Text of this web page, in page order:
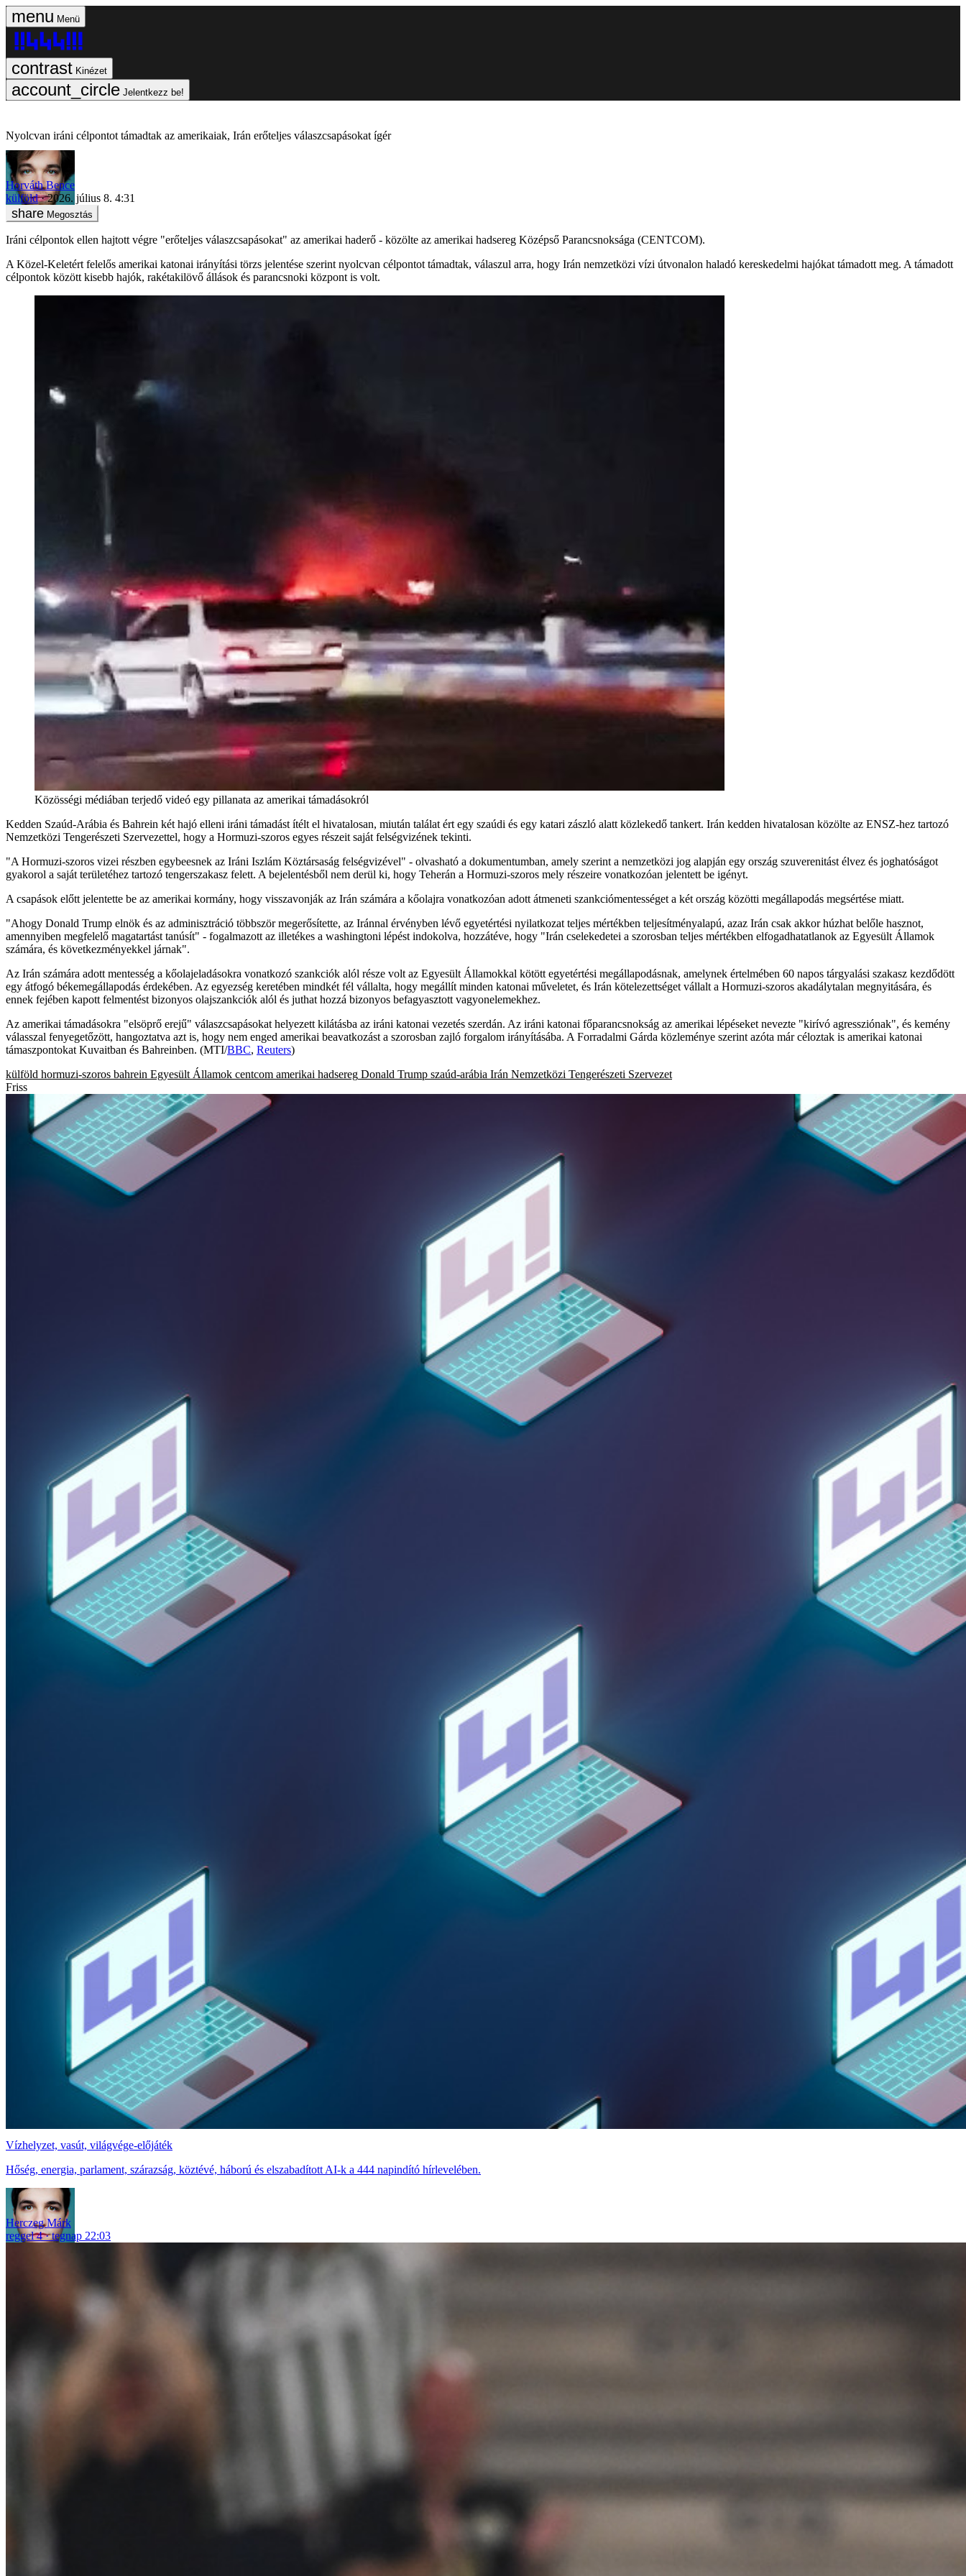
Menü
Kinézet
Jelentkezz be!
Nyolcvan iráni célpontot támadtak az amerikaiak, Irán erőteljes válaszcsapásokat ígér
Horváth Bence
külföld
2026. július 8. 4:31
Megosztás
Iráni célpontok ellen hajtott végre "erőteljes válaszcsapásokat" az amerikai haderő - közölte az amerikai hadsereg Középső Parancsnoksága (CENTCOM).
A Közel-Keletért felelős amerikai katonai irányítási törzs jelentése szerint nyolcvan célpontot támadtak, válaszul arra, hogy Irán nemzetközi vízi útvonalon haladó kereskedelmi hajókat támadott meg. A támadott
célpontok között kisebb hajók, rakétakilövő állások és parancsnoki központ is volt.
Közösségi médiában terjedő videó egy pillanata az amerikai támadásokról
Kedden Szaúd-Arábia és Bahrein két hajó elleni iráni támadást ítélt el hivatalosan, miután találat ért egy szaúdi és egy katari zászló alatt közlekedő tankert. Irán kedden hivatalosan közölte az ENSZ-hez tartozó
Nemzetközi Tengerészeti Szervezettel, hogy a Hormuzi-szoros egyes részeit saját felségvizének tekinti.
"A Hormuzi-szoros vizei részben egybeesnek az Iráni Iszlám Köztársaság felségvizével" - olvasható a dokumentumban, amely szerint a nemzetközi jog alapján egy ország szuverenitást élvez és joghatóságot
gyakorol a saját területéhez tartozó tengerszakasz felett. A bejelentésből nem derül ki, hogy Teherán a Hormuzi-szoros mely részeire vonatkozóan jelentett be igényt.
A csapások előtt jelentette be az amerikai kormány, hogy visszavonják az Irán számára a kőolajra vonatkozóan adott átmeneti szankciómentességet a két ország közötti megállapodás megsértése miatt.
"Ahogy Donald Trump elnök és az adminisztráció többször megerősítette, az Iránnal érvényben lévő egyetértési nyilatkozat teljes mértékben teljesítményalapú, azaz Irán csak akkor húzhat belőle hasznot,
amennyiben megfelelő magatartást tanúsít" - fogalmazott az illetékes a washingtoni lépést indokolva, hozzátéve, hogy "Irán cselekedetei a szorosban teljes mértékben elfogadhatatlanok az Egyesült Államok
számára, és következményekkel járnak".
Az Irán számára adott mentesség a kőolajeladásokra vonatkozó szankciók alól része volt az Egyesült Államokkal kötött egyetértési megállapodásnak, amelynek értelmében 60 napos tárgyalási szakasz kezdődött
egy átfogó békemegállapodás érdekében. Az egyezség keretében mindkét fél vállalta, hogy megállít minden katonai műveletet, és Irán kötelezettséget vállalt a Hormuzi-szoros akadálytalan megnyitására, és
ennek fejében kapott felmentést bizonyos olajszankciók alól és juthat hozzá bizonyos befagyasztott vagyonelemekhez.
Az amerikai támadásokra "elsöprő erejű" válaszcsapásokat helyezett kilátásba az iráni katonai vezetés szerdán. Az iráni katonai főparancsnokság az amerikai lépéseket nevezte "kirívó agressziónak", és kemény
válasszal fenyegetőzött, hangoztatva azt is, hogy nem enged amerikai beavatkozást a szorosban zajló forgalom irányításába. A Forradalmi Gárda közleménye szerint azóta már céloztak is amerikai katonai
támaszpontokat Kuvaitban és Bahreinben. (MTI/BBC, Reuters)
külföld hormuzi-szoros bahrein Egyesült Államok centcom amerikai hadsereg Donald Trump szaúd-arábia Irán Nemzetközi Tengerészeti Szervezet
Friss
Vízhelyzet, vasút, világvége-előjáték
Hőség, energia, parlament, szárazság, köztévé, háború és elszabadított AI-k a 444 napindító hírlevelében.
Herczeg Márk
reggel 4
tegnap 22:03